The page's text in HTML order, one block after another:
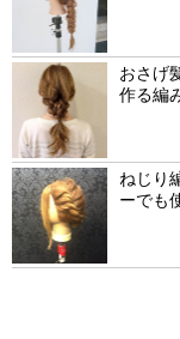
おさげ
作る編
ねじり
ーでも